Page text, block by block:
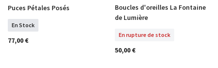
COMMANDER
Puces Pétales Posés
En Stock
77,00 €
En Rupture De Stock
Boucles d'oreilles La Fontaine
de Lumière
En rupture de stock
50,00 €